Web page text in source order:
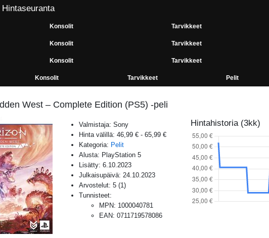
Hintaseuranta
Konsolit Tarvikkeet
Konsolit Tarvikkeet
Konsolit Tarvikkeet
Konsolit Tarvikkeet Pelit
West – Complete Edition (PS5) -peli
Valmistaja: Sony
Hinta välillä: 46,99 € - 65,99 €
Kategoria: Pelit
Alusta: PlayStation 5
Lisätty: 6.10.2023
Julkaisupäivä: 24.10.2023
Arvostelut: 5 (1 )
Tunnisteet:
MPN: 1000040781
EAN: 0711719578086
Hintahistoria (3kk)